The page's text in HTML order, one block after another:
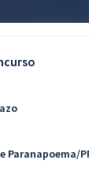
Paranapoema/